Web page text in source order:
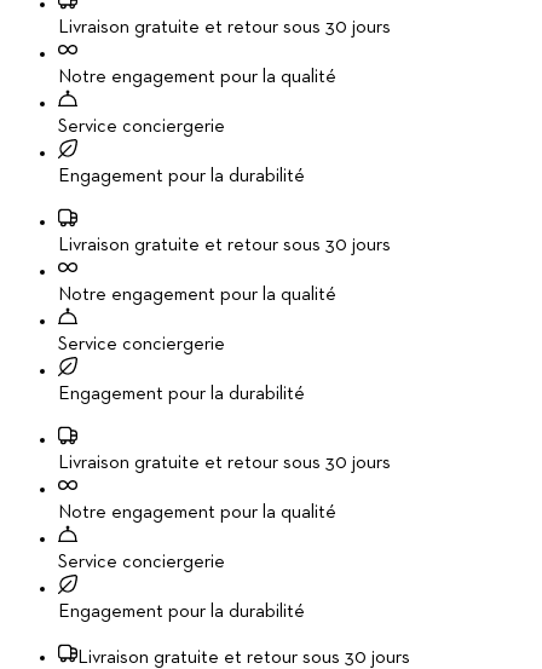
Livraison gratuite et retour sous 30 jours
Notre engagement pour la qualité
Service conciergerie
Engagement pour la durabilité
Livraison gratuite et retour sous 30 jours
Notre engagement pour la qualité
Service conciergerie
Engagement pour la durabilité
Livraison gratuite et retour sous 30 jours
Notre engagement pour la qualité
Service conciergerie
Engagement pour la durabilité
Livraison gratuite et retour sous 30 jours